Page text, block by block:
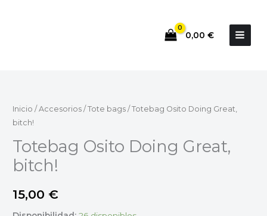
0,00 €
Inicio / Accesorios / Tote bags / Totebag Osito Doing Great,
bitch!
Totebag Osito Doing Great,
bitch!
15,00 €
Doing
Great,
cantidad